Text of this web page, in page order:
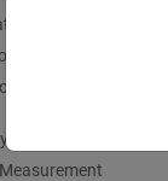
and Optimization
and Computer